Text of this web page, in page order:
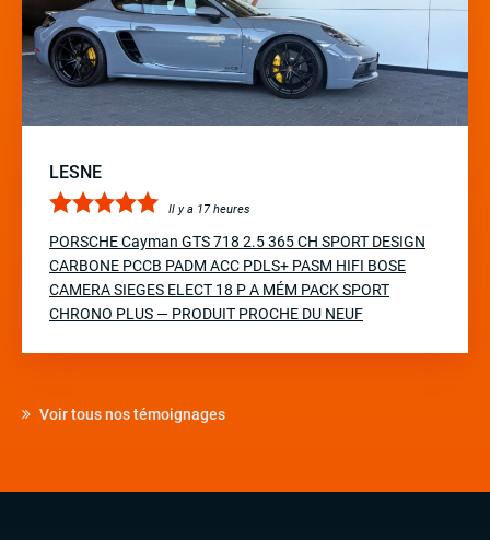
LESNE
Il y a 17 heures
PORSCHE Cayman GTS 718 2.5 365 CH SPORT DESIGN
CARBONE PCCB PADM ACC PDLS+ PASM HIFI BOSE
CAMERA SIEGES ELECT 18 P A MÉM PACK SPORT
CHRONO PLUS — PRODUIT PROCHE DU NEUF
Voir tous nos témoignages